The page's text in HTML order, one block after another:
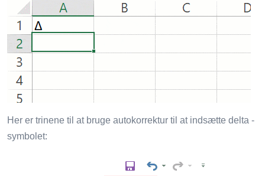
Her er trinene til at bruge autokorrektur til at indsætte delta -
symbolet: